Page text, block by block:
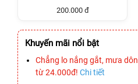
200.000 đ
Khuyến mãi nổi bật
Chẳng lo nắng gắt, mưa
từ 24.000đ! Chi tiết